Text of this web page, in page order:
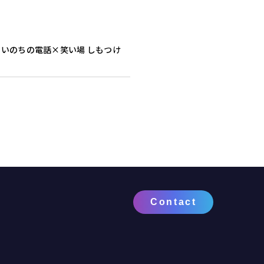
いのちの電話×笑い場 しもつけ
Contact